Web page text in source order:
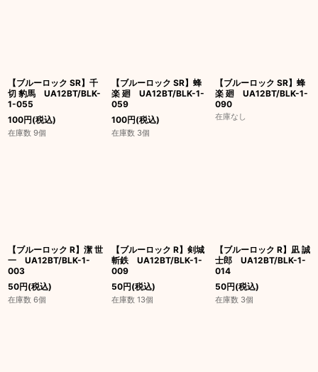
【ブルーロック SR】千
切 豹馬 UA12BT/BLK-
1-055
100円(税込)
在庫数 9個
【ブルーロック SR】蜂
楽 廻 UA12BT/BLK-1-
059
100円(税込)
在庫数 3個
【ブルーロック SR】蜂
楽 廻 UA12BT/BLK-1-
090
在庫なし
【ブルーロック R】潔 世
一 UA12BT/BLK-1-
003
50円(税込)
在庫数 6個
【ブルーロック R】剣城
斬鉄 UA12BT/BLK-1-
009
50円(税込)
在庫数 13個
【ブルーロック R】凪 誠
士郎 UA12BT/BLK-1-
014
50円(税込)
在庫数 3個